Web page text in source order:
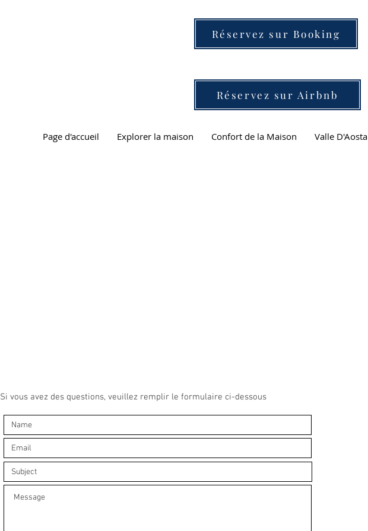
Réservez sur Booking
Réservez sur Airbnb
Page d'accueil Explorer la maison Confort de la Maison Valle D'Aosta
Si vous avez des questions, veuillez remplir le formulaire ci-dessous